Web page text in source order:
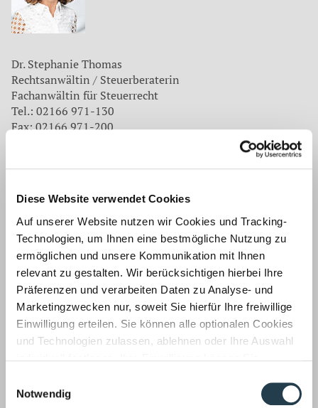
Diese Website verwendet Cookies
Auf unserer Website nutzen wir Cookies und Tracking-
Technologien, um Ihnen eine bestmögliche Nutzung zu
ermöglichen und unsere Kommunikation mit Ihnen
relevant zu gestalten. Wir berücksichtigen hierbei Ihre
Präferenzen und verarbeiten Daten zu Analyse- und
Marketingzwecken nur, soweit Sie hierfür Ihre freiwillige
Einwilligung erteilen. Sie können alle optionalen Cookies
und Technologien zulassen, ablehnen oder Ihre Auswahl
Informationen zu von uns und Drittanbietern eingesetzten
Notwendig
Dr. Stephanie Thomas
Rechtsanwältin / Steuerberaterin
Fachanwältin für Steuerrecht
Tel.: 02166 971-130
Fax: 02166 971-200
Auf dem neuesten Stand
Unsere Mitarbeiter befassen sich für unsere Mandanten
laufend mit aktuellen Themen aus
Wirtschaftsprüfung ›